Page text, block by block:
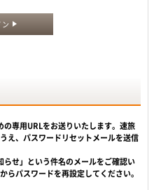
の専用URLをお送りいたします。速旅
え、パスワードリセットメールを送信
らせ」という件名のメールをご確認い
らパスワードを再設定してください。